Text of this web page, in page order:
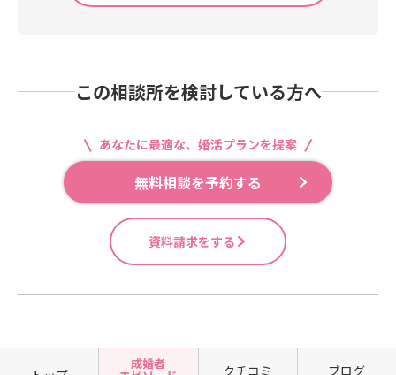
この相談所を検討している方へ
あなたに最適な、婚活プランを提案
無料相談を予約する
資料請求をする
成婚者 クチコミ ブログ